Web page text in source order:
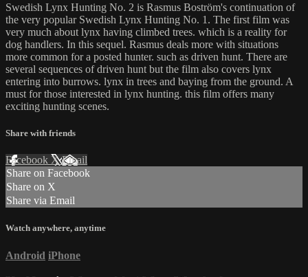
Swedish Lynx Hunting No. 2 is Rasmus Boström's continuation of
the very popular Swedish Lynx Hunting No. 1. The first film was
very much about lynx having climbed trees. which is a reality for
dog handlers. In this sequel. Rasmus deals more with situations
more common for a posted hunter. such as driven hunt. There are
several sequences of driven hunt but the film also covers lynx
entering into burrows. lynx in trees and baying from the ground. A
must for those interested in lynx hunting. this film offers many
exciting hunting scenes.
Share with friends
Facebook XEmail
Share on Facebook
Share on X
Share via Email
Watch anywhere, anytime
Android iPhone